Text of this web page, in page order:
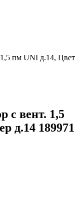
пм UNI д.14, Цвет
с вент. 1,5
д.14 189971